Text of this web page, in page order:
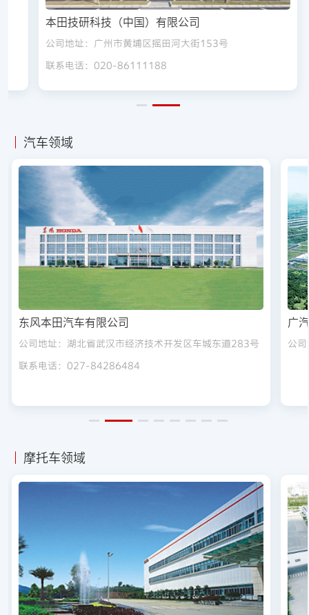
本田技研科技（中国）有限公司
公司地址：广州市黄埔区摇田河大街153号
联系电话：020-86111188
汽车领域
东风本田汽车有限公司
公司地址：湖北省武汉市经济技术开发区车城东道283号
联系电话：027-84286484
广
公
摩托车领域